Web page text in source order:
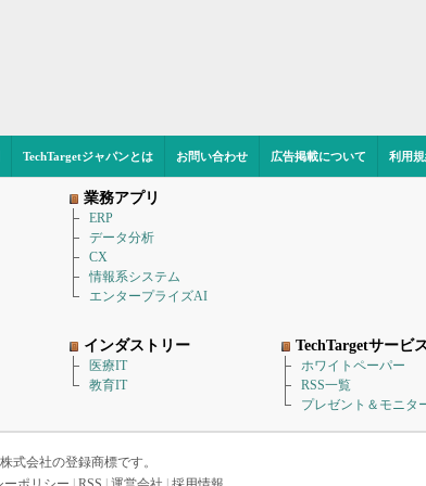
TechTargetジャパンとは お問い合わせ 広告掲載について 利用
業務アプリ
ERP
データ分析
CX
情報系システム
エンタープライズAI
インダストリー
医療IT
教育IT
TechTargetサービ
ホワイトペーパー
RSS一覧
プレゼント＆モニタ
式会社の登録商標です。